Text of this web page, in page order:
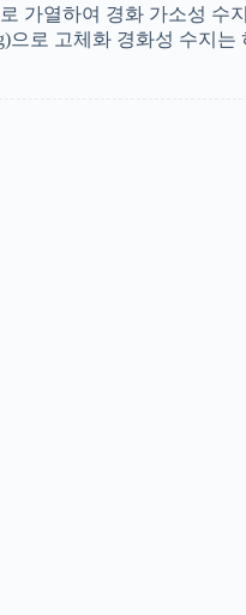
로 가열하여 경화 가소성 수
으로 고체화 경화성 수지